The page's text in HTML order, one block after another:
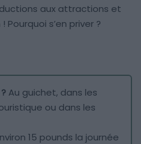
aux attractions et
s’en priver ?
Au guichet, dans les
ou dans les
15 pounds la journée